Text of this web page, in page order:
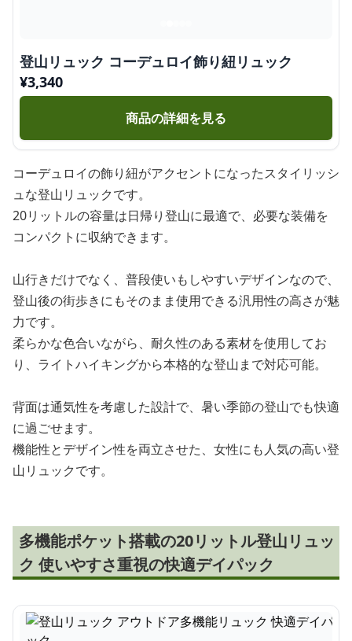
登山リュック コーデュロイ飾り紐リュック
¥3,340
商品の詳細を見る
コーデュロイの飾り紐がアクセントになったスタイリッシ
ュな登山リュックです。
20リットルの容量は日帰り登山に最適で、必要な装備を
コンパクトに収納できます。
山行きだけでなく、普段使いもしやすいデザインなので、
登山後の街歩きにもそのまま使用できる汎用性の高さが魅
力です。
柔らかな色合いながら、耐久性のある素材を使用してお
り、ライトハイキングから本格的な登山まで対応可能。
背面は通気性を考慮した設計で、暑い季節の登山でも快適
に過ごせます。
機能性とデザイン性を両立させた、女性にも人気の高い登
山リュックです。
多機能ポケット搭載の20リットル登山リュッ
ク 使いやすさ重視の快適デイパック